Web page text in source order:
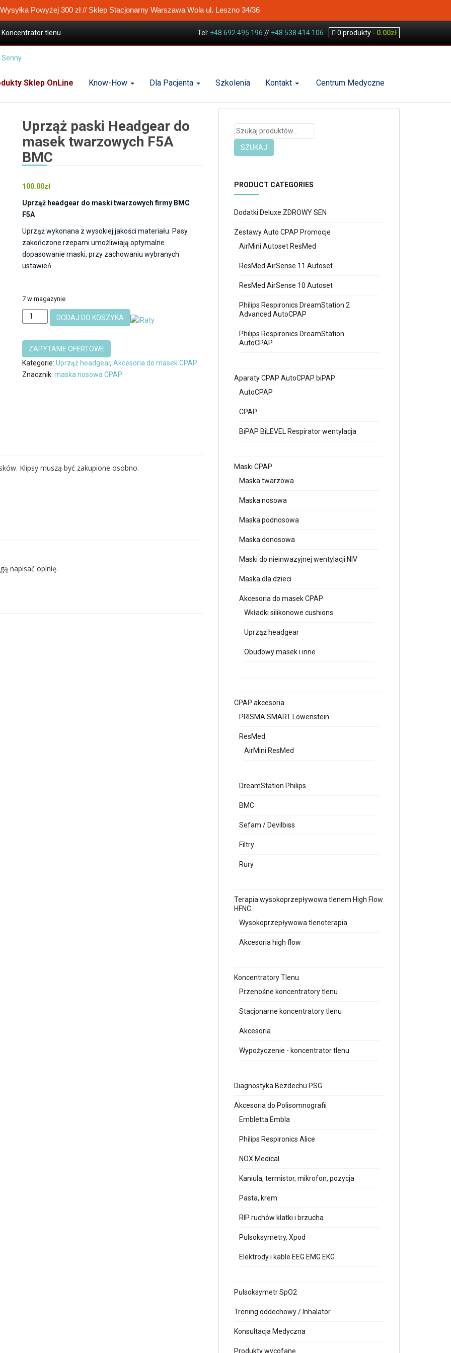
Powyżej 300 zł // Sklep Stacjonarny Warszawa Wola ul. Leszno 34/36
Koncentrator tlenu
CPAP
Tel: +48 692 495 196 // +48 538 414 106 0 produkty - 0.00zł
Sklep OnLine Know-How Dla Pacjenta Szkolenia Kontakt Centrum Medyczne
Uprząż paski Headgear do
masek twarzowych F5A
BMC
100.00zł
Uprząż headgear do maski twarzowych firmy BMC
F5A
Uprząż wykonana z wysokiej jakości materiału. Pasy
zakończone rzepami umożliwiają optymalne
dopasowanie maski, przy zachowaniu wybranych
ustawień.
7 w magazynie
ilość
Uprząż
Headgear
do
masek
DODAJ DO KOSZYKA
Kategorie: Uprząż headgear, Akcesoria do masek CPAP
Znacznik: maska nosowa CPAP
Klipsy muszą być zakupione osobno.
napisać opinię.
Szukaj:
SZUKAJ
PRODUCT CATEGORIES
Dodatki Deluxe ZDROWY SEN
Zestawy Auto CPAP Promocje
AirMini Autoset ResMed
ResMed AirSense 11 Autoset
ResMed AirSense 10 Autoset
Philips Respironics DreamStation 2
Advanced AutoCPAP
Philips Respironics DreamStation
AutoCPAP
Aparaty CPAP AutoCPAP biPAP
AutoCPAP
CPAP
BiPAP BiLEVEL Respirator wentylacja
Maski CPAP
Maska twarzowa
Maska nosowa
Maska podnosowa
Maska donosowa
Maski do nieinwazyjnej wentylacji NIV
Maska dla dzieci
Akcesoria do masek CPAP
Wkładki silikonowe cushions
Uprząż headgear
Obudowy masek i inne
CPAP akcesoria
PRISMA SMART Löwenstein
ResMed
AirMini ResMed
DreamStation Philips
BMC
Sefam / Devilbiss
Filtry
Rury
Terapia wysokoprzepływowa tlenem High Flow
HFNC
Wysokoprzepływowa tlenoterapia
Akcesoria high flow
Koncentratory Tlenu
Przenośne koncentratory tlenu
Stacjonarne koncentratory tlenu
Akcesoria
Wypożyczenie - koncentrator tlenu
Diagnostyka Bezdechu PSG
Akcesoria do Polisomnografii
Embletta Embla
Philips Respironics Alice
NOX Medical
Kaniula, termistor, mikrofon, pozycja
Pasta, krem
RIP ruchów klatki i brzucha
Pulsoksymetry, Xpod
Elektrody i kable EEG EMG EKG
Pulsoksymetr SpO2
Trening oddechowy / Inhalator
Konsultacja Medyczna
Produkty wycofane